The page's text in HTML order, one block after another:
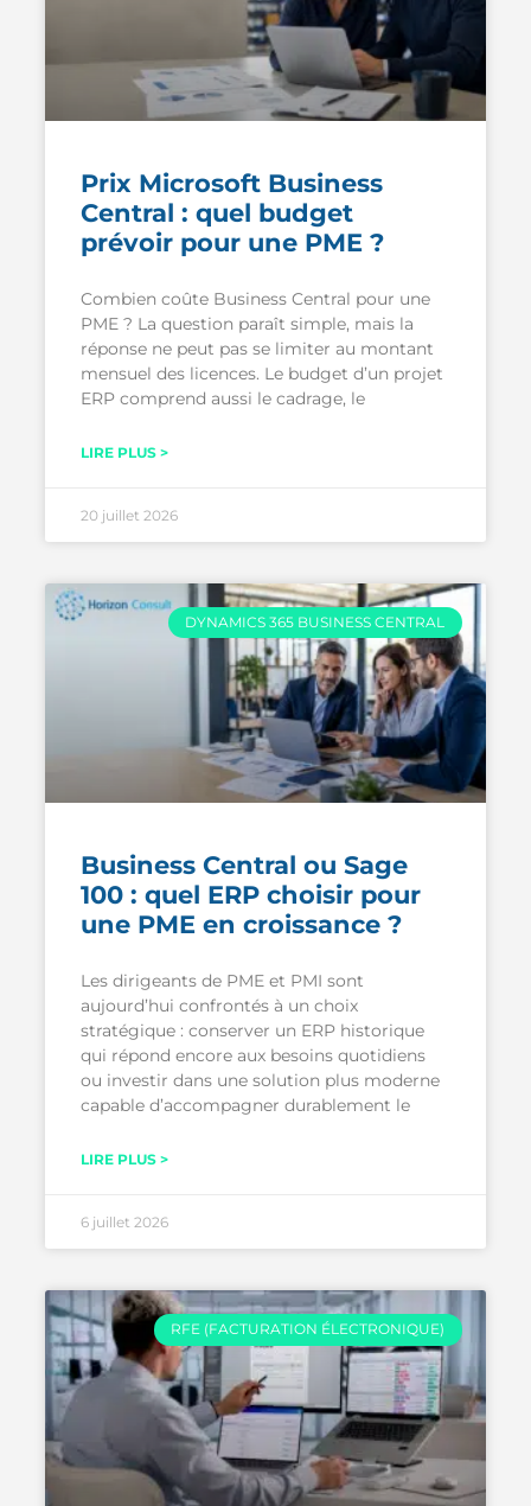
Prix Microsoft Business
Central : quel budget
prévoir pour une PME ?
Combien coûte Business Central pour une
PME ? La question paraît simple, mais la
réponse ne peut pas se limiter au montant
mensuel des licences. Le budget d’un projet
ERP comprend aussi le cadrage, le
LIRE PLUS >
20 juillet 2026
DYNAMICS 365 BUSINESS CENTRAL
Business Central ou Sage
100 : quel ERP choisir pour
une PME en croissance ?
Les dirigeants de PME et PMI sont
aujourd’hui confrontés à un choix
stratégique : conserver un ERP historique
qui répond encore aux besoins quotidiens
ou investir dans une solution plus moderne
capable d’accompagner durablement le
LIRE PLUS >
6 juillet 2026
RFE (FACTURATION ÉLECTRONIQUE)